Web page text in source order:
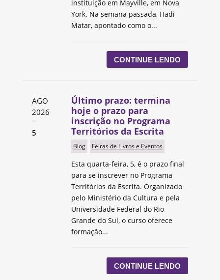
instituição em Mayville, em Nova
York. Na semana passada, Hadi
Matar, apontado como o...
CONTINUE LENDO
AGO
2026
5
Último prazo: termina
hoje o prazo para
inscrição no Programa
Territórios da Escrita
Blog Feiras de Livros e Eventos
Esta quarta-feira, 5, é o prazo final
para se inscrever no Programa
Territórios da Escrita. Organizado
pelo Ministério da Cultura e pela
Universidade Federal do Rio
Grande do Sul, o curso oferece
formação...
CONTINUE LENDO